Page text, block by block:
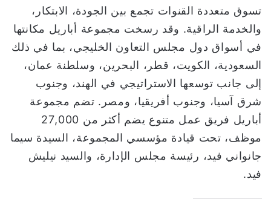
تسوق متعددة القنوات تجمع بين الجودة، الابتكار،
والخدمة الراقية. وقد رسخت مجموعة أباريل مكانتها
في أسواق دول مجلس التعاون الخليجي، بما في ذلك
السعودية، الكويت، قطر، البحرين، وسلطنة عمان،
إلى جانب توسعها الاستراتيجي في الهند، وجنوب
شرق آسيا، وجنوب أفريقيا، ومصر. تضم مجموعة
أباريل فريق عمل متنوع يضم أكثر من 27,000
موظف، تحت قيادة مؤسسي المجموعة، السيدة سيما
جانواني فيد، رئيسة مجلس الإدارة، والسيد نيليش
فيد.